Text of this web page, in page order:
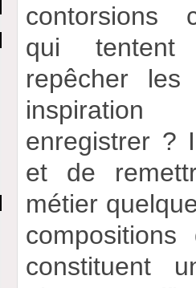
contorsions
qui tentent
repêcher
enregistrer ?
et de
métier
constituent